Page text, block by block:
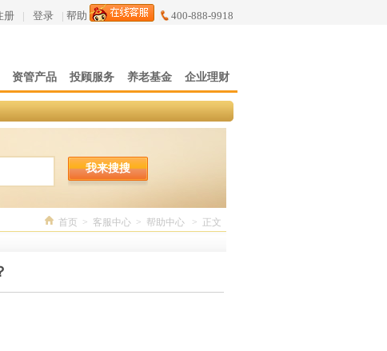
册 | 登录 | 帮助 400-888-9918
资管产品 投顾服务 养老基金 企业理财
我来搜搜
首页 > 客服中心 > 帮助中心 > 正文